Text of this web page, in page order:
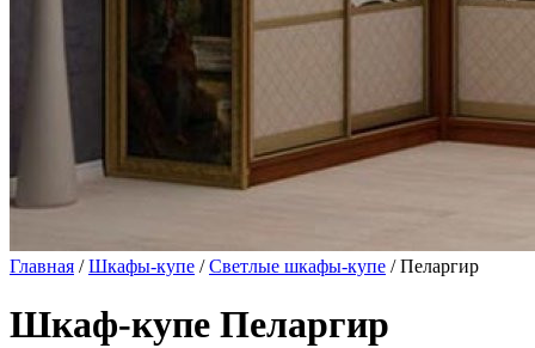
Главная /Шкафы-купе /Светлые шкафы-купе / Пеларгир
Шкаф-купе Пеларгир